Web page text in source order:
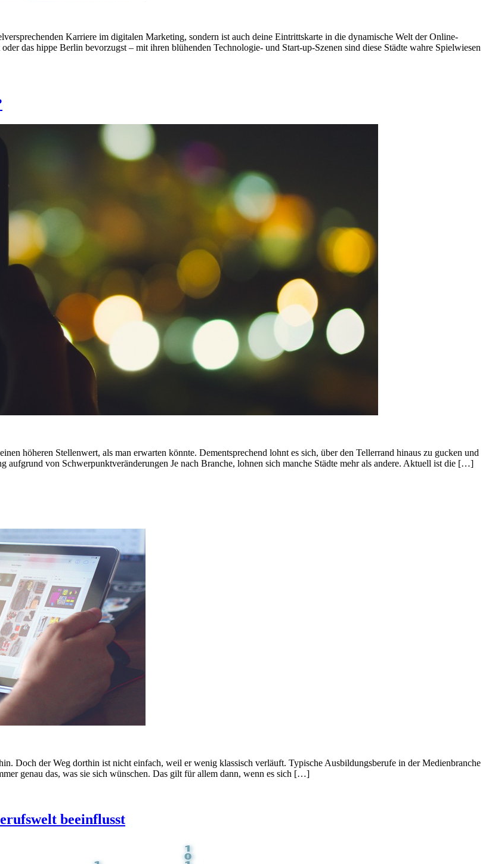
Karriere im digitalen Marketing, sondern ist auch deine Eintrittskarte in die dynamische Welt der Online-
das hippe Berlin bevorzugst – mit ihren blühenden Technologie- und Start-up-Szenen sind diese Städte wahre Spielwiesen
höheren Stellenwert, als man erwarten könnte. Dementsprechend lohnt es sich, über den Tellerrand hinaus zu gucken und
aufgrund von Schwerpunktveränderungen Je nach Branche, lohnen sich manche Städte mehr als andere. Aktuell ist die […]
Doch der Weg dorthin ist nicht einfach, weil er wenig klassisch verläuft. Typische Ausbildungsberufe in der Medienbranche
genau das, was sie sich wünschen. Das gilt für allem dann, wenn es sich […]
beeinflusst